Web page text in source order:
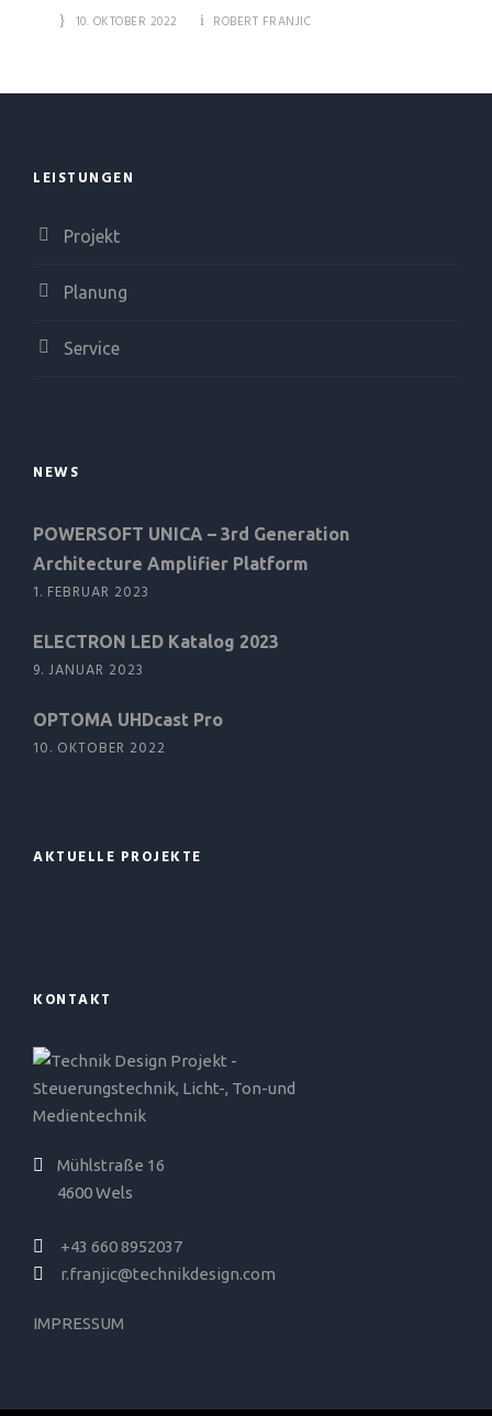
10. OKTOBER 2022 ROBERT FRANJIC
LEISTUNGEN
Projekt
Planung
Service
NEWS
POWERSOFT UNICA – 3rd Generation
Architecture Amplifier Platform
1. FEBRUAR 2023
ELECTRON LED Katalog 2023
9. JANUAR 2023
OPTOMA UHDcast Pro
10. OKTOBER 2022
AKTUELLE PROJEKTE
KONTAKT
Mühlstraße 16
4600 Wels
+43 660 8952037
r.franjic@technikdesign.com
IMPRESSUM